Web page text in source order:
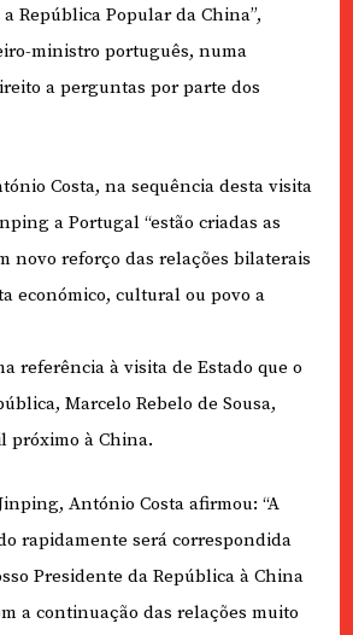
República Popular da China”,
ministro português, numa
a perguntas por parte dos
Costa, na sequência desta visita
a Portugal “estão criadas as
novo reforço das relações bilaterais
económico, cultural ou povo a
referência à visita de Estado que o
Marcelo Rebelo de Sousa,
próximo à China.
António Costa afirmou: “A
rapidamente será correspondida
Presidente da República à China
a continuação das relações muito